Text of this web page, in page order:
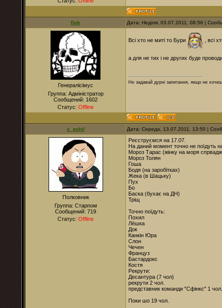
Dok Дата: Неділя, 03.07.2011, 08:56 |
Генералісімус
Группа: Адміністратор
Сообщений: 1602
Статус: Offline
Всі хто не миті то Бури , всі
а для не тих і не других буде
Не задавай дурні запитання, якщо не
s_pohil Дата: Середа, 13.07.2011, 13:50 |
Полковник
Группа: Старпом
Сообщений: 719
Статус: Offline
Реєструємся на 17.07.
На даний момент точно не поїдуть
Мороз Тарас (жінку на моря
Мороз Толян
Гоша
Бодя (на заробітках)
Жека (в Шацьку)
Пух
Бо
Баска (бухає на ДН)
Тріщ
Точно поїдуть:
Похил
Лёшка
Док
Канкін Юра
Слон
Чечен
Француз
Бастардокс
Костя
Рекрути:
Десантура (7 чол)
рекрути 2 чол.
представник команди "Сфінкс" 1 чол.
Поки шо 19 чол.